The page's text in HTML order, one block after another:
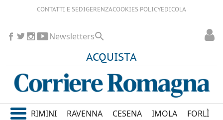
CONTATTI E SEDIGERENZACOOKIES POLICYEDICOLA
ACQUISTA
Newsletters
RIMINI RAVENNA CESENA IMOLA FORLÌ